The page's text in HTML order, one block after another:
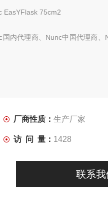
EasYFlask 75cm2
内代理商、Nunc中国代理商、
厂商性质： 生产厂家
访 问 量： 1428
联系我